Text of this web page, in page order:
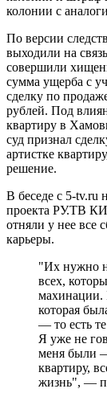
колонии с
По версии
выходили на
совершили
сумма ущерба с
сделку по
рублей. Под
квартиру в
суд признал
артистке
решение.
В беседе с 5-tv.ru
проекта РУ.ТВ
отняли у нее все
карьеры.
"Их нужно
всех,
махинации.
которая
— то есть
Я уже не
меня были
квартиру,
жизнь", —